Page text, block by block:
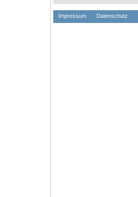
Impressum Datenschutz